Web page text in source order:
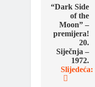
1950 – 1960
… – 1950
“Dark Side
of the
Moon” –
premijera!
20.
Siječnja –
1972.
Slijedeća: